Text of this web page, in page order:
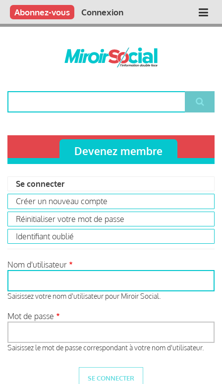
Aller
contenu
Main
Qui sommes nous ?
Vous publiez
Nous publions
Contactez-nous
Abonnez-vous Connexion
Devenez membre
Primary
tabs
Se connecter
actif)
Créer un nouveau compte
Réinitialiser votre mot de passe
Identifiant oublié
Nom d'utilisateur
Saisissez votre nom d'utilisateur pour Miroir Social.
Mot de passe
Saisissez le mot de passe correspondant à votre nom d'utilisateur.